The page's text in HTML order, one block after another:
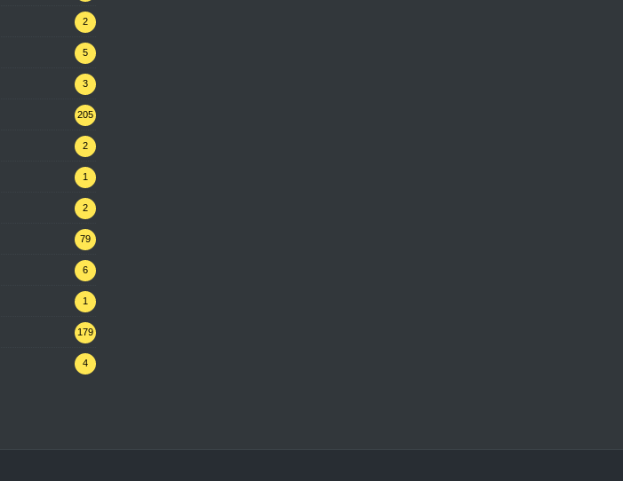
2
5
3
205
2
1
2
79
6
1
179
4